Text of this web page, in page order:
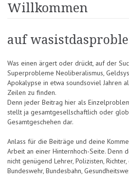
Willkommen
auf
Was einen ärgert oder drückt, auf der
Superprobleme Neoliberalismus,
Apokalypse in etwa soundsoviel Jahren
Zeilen zu finden.
Denn jeder Beitrag hier als
stellt ja gesamtgesellschaftlich oder
Gesamtgeschehen dar.
Anlass für die Beiträge und deine
Arbeit an einer Hinternhoch-Seite. Denn
nicht genügend Lehrer, Polizisten,
Bundeswehr, Bundesbahn,